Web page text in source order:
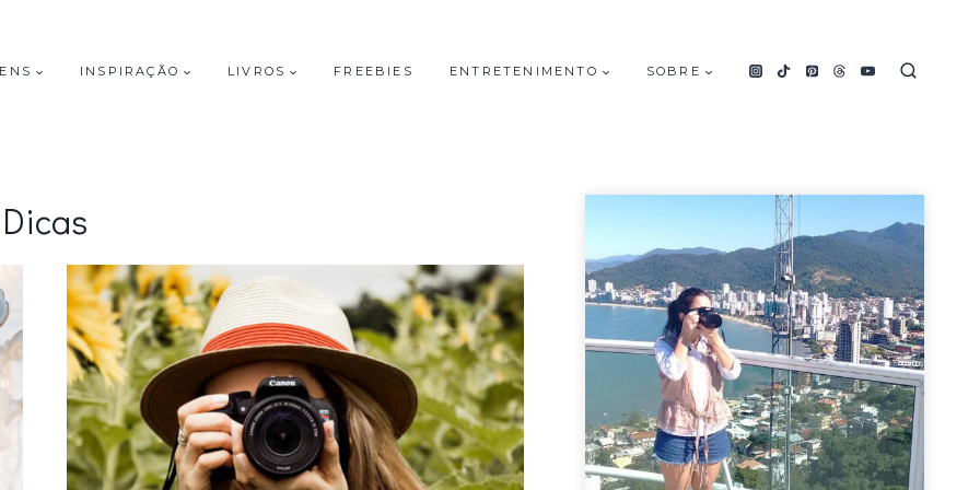
INSPIRAÇÃO LIVROS FREEBIES ENTRETENIMENTO SOBRE
Dicas